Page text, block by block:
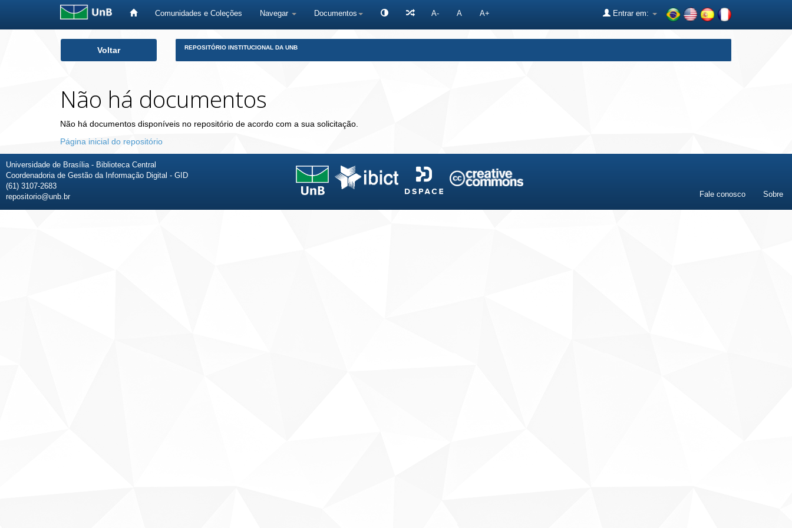
Comunidades e Coleções Navegar Documentos A- A A+ Entrar em:
Voltar REPOSITÓRIO INSTITUCIONAL DA UNB
Não há documentos
Não há documentos disponíveis no repositório de acordo com a sua solicitação.
Página inicial do repositório
Universidade de Brasília - Biblioteca Central
Coordenadoria de Gestão da Informação Digital - GID
(61) 3107-2683
repositorio@unb.br
Fale conosco Sobre